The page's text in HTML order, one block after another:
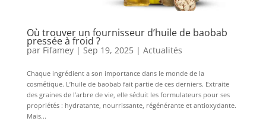
Où trouver un fournisseur d’huile de baobab
pressée à froid ?
par Fifamey| Sep 19, 2025| Actualités
Chaque ingrédient a son importance dans le monde de la
cosmétique. L’huile de baobab fait partie de ces derniers. Extraite
des graines de l’arbre de vie, elle séduit les formulateurs pour ses
propriétés : hydratante, nourrissante, régénérante et antioxydante.
Mais...